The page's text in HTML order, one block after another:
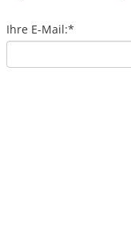
Ihre E-Mail:*